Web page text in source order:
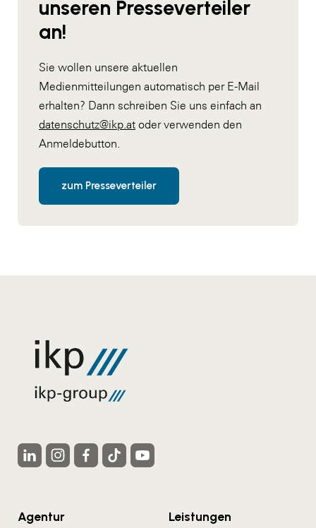
unseren Presseverteiler
an!
Sie wollen unsere aktuellen
Medienmitteilungen automatisch per E-Mail
erhalten? Dann schreiben Sie uns einfach an
datenschutz@ikp.at oder verwenden den
Anmeldebutton.
zum Presseverteiler
Agentur
Leistungen